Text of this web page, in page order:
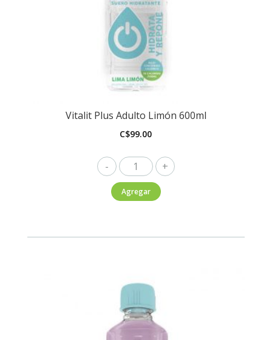
Vitalit Plus Adulto Limón 600ml
C$99.00
Vitalit
Plus
Adulto
Agregar